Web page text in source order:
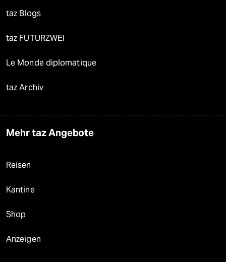
taz Blogs
taz FUTURZWEI
Le Monde diplomatique
taz Archiv
Mehr taz Angebote
Reisen
Kantine
Shop
Anzeigen